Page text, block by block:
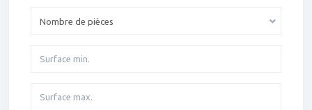
Nombre de pièces